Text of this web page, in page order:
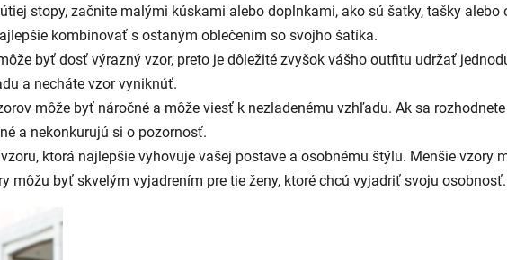
stopy, začnite malými kúskami alebo doplnkami, ako sú šatky, tašky alebo
kombinovať s ostaným oblečením so svojho šatíka.
byť dosť výrazný vzor, preto je dôležité zvyšok vášho outfitu udržať
a necháte vzor vyniknúť.
môže byť náročné a môže viesť k nezladenému vzhľadu. Ak sa
a nekonkurujú si o pozornosť.
ktorá najlepšie vyhovuje vašej postave a osobnému štýlu. Menšie vzory
môžu byť skvelým vyjadrením pre tie ženy, ktoré chcú vyjadriť svoju osobnosť.